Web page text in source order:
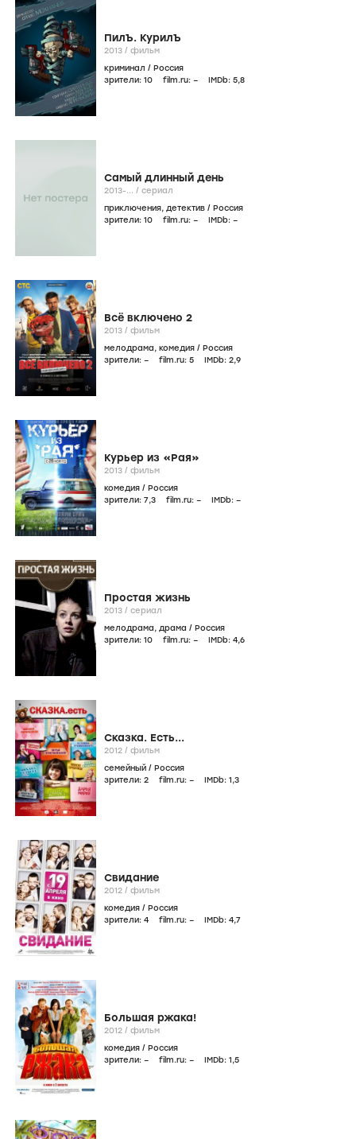
ПилЪ. КурилЪ
2013 / фильм
криминал / Россия
зрители: 10 film.ru: – IMDb: 5,8
Самый длинный день
2013-... / сериал
приключения, детектив / Россия
зрители: 10 film.ru: – IMDb: –
Всё включено 2
2013 / фильм
мелодрама, комедия / Россия
зрители: – film.ru: 5 IMDb: 2,9
Курьер из «Рая»
2013 / фильм
комедия / Россия
зрители: 7,3 film.ru: – IMDb: –
Простая жизнь
2013 / сериал
мелодрама, драма / Россия
зрители: 10 film.ru: – IMDb: 4,6
Сказка. Есть...
2012 / фильм
семейный / Россия
зрители: 2 film.ru: – IMDb: 1,3
Свидание
2012 / фильм
комедия / Россия
зрители: 4 film.ru: – IMDb: 4,7
Большая ржака!
2012 / фильм
комедия / Россия
зрители: – film.ru: – IMDb: 1,5